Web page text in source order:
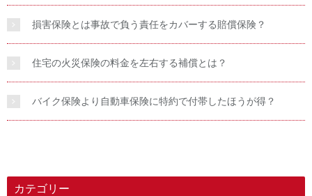
損害保険とは事故で負う責任をカバーする賠償保険？
住宅の火災保険の料金を左右する補償とは？
バイク保険より自動車保険に特約で付帯したほうが得？
カテゴリー